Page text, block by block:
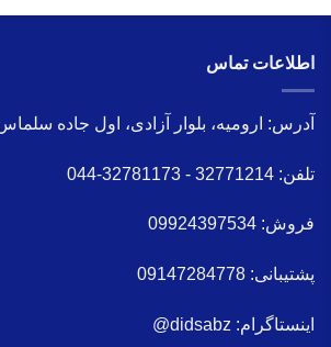
اطلاعات تماس
آدرس: ارومیه، بلوار آزادی، اول جاده
تلفن: 32771214 - 32781173-044
فروش: 09924397534
پشتیبانی: 09147284778
اینستاگرام: didsabz@